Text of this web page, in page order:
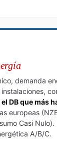
demanda
el DB que más
europeas
Casi Nulo).
A/B/C.